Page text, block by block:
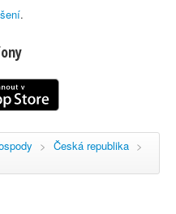
.
> Česká republika >